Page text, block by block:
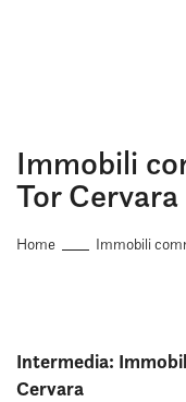
Immobili
Tor Cervara
Home Immobili
Intermedia:
Cervara